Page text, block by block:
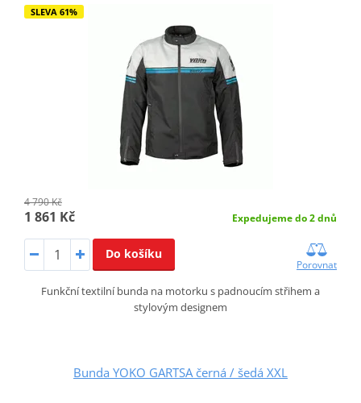
SLEVA 61%
4 790 Kč
1 861 Kč Expedujeme do 2 dnů
Do košíku
Porovnat
Funkční textilní bunda na motorku s padnoucím střihem a
stylovým designem
Bunda YOKO GARTSA černá / šedá XXL